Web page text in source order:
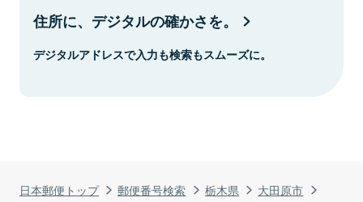
日本郵便トップ 郵便番号検索 栃木県
大田原市
住所に、デジタルの確かさを。
デジタルアドレスで入力も検索もスムーズに。